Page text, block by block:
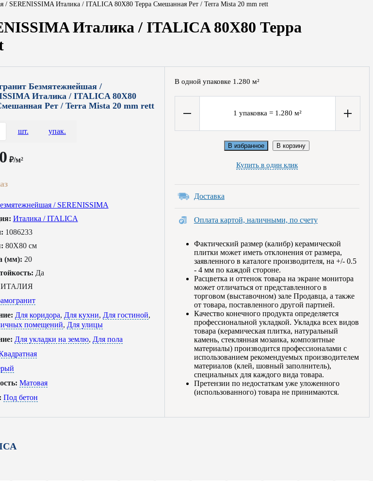
/ SERENISSIMA Италика / ITALICA 80X80 Терра Смешанная Рет / Terra Mista 20 mm rett
Италика / ITALICA 80X80 Терра
Безмятежнейшая /
Италика / ITALICA 80X80
Рет / Terra Mista 20 mm rett
шт. упак.
₽/м²
/ SERENISSIMA
Италика / ITALICA
1086233
80X80 см
(мм): 20
Да
ИТАЛИЯ
Для коридора, Для кухни, Для гостиной,
помещений, Для улицы
Для укладки на землю, Для пола
Матовая
Под бетон
В одной упаковке 1.280 м²
1 упаковка = 1.280 м²
В избранное В корзину
Купить в один клик
Доставка
Оплата картой, наличными, по счету
Фактический размер (калибр) керамической
плитки может иметь отклонения от размера,
заявленного в каталоге производителя, на +/- 0.5
- 4 мм по каждой стороне.
Расцветка и оттенок товара на экране монитора
может отличаться от представленного в
торговом (выставочном) зале Продавца, а также
от товара, поставленного другой партией.
Качество конечного продукта определяется
профессиональной укладкой. Укладка всех видов
товара (керамическая плитка, натуральный
камень, стеклянная мозаика, композитные
материалы) производится профессионалами с
использованием рекомендуемых производителем
материалов (клей, шовный заполнитель),
специальных для каждого вида товара.
Претензии по недостаткам уже уложенного
(использованного) товара не принимаются.